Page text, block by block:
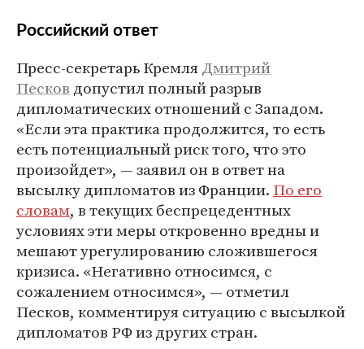
Российский ответ
Пресс-секретарь КремляДмитрий
Песков допустил полный разрыв
дипломатических отношений с Западом.
«Если эта практика продолжится, то есть
есть потенциальный риск того, что это
произойдет», — заявил он в ответ на
высылку дипломатов из Франции. По его
словам, в текущих беспрецедентных
условиях эти меры откровенно вредны и
мешают урегулированию сложившегося
кризиса. «Негативно относимся, с
сожалением относимся», — отметил
Песков, комментируя ситуацию с высылкой
дипломатов РФ из других стран.